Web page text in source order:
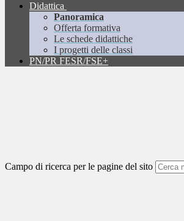
Didattica
Panoramica
Offerta formativa
Le schede didattiche
I progetti delle classi
PN/PR FESR/FSE+
Campo di ricerca per le pagine del sito